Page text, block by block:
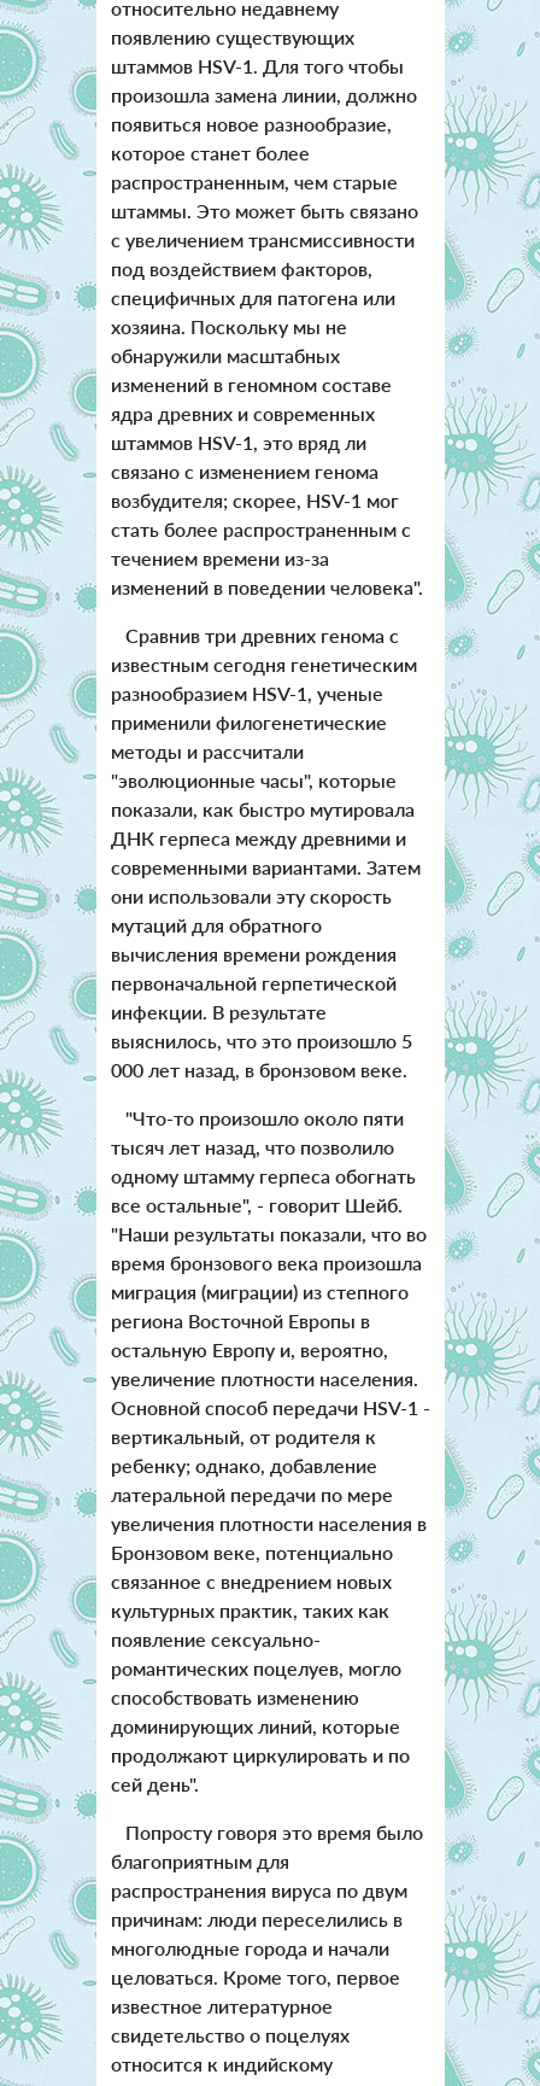
относительно недавнему
появлению существующих
штаммов HSV-1. Для того чтобы
произошла замена линии, должно
появиться новое разнообразие,
которое станет более
распространенным, чем старые
штаммы. Это может быть связано
с увеличением трансмиссивности
под воздействием факторов,
специфичных для патогена или
хозяина. Поскольку мы не
обнаружили масштабных
изменений в геномном составе
ядра древних и современных
штаммов HSV-1, это вряд ли
связано с изменением генома
возбудителя; скорее, HSV-1 мог
стать более распространенным с
течением времени из-за
изменений в поведении человека".
Сравнив три древних генома с
известным сегодня генетическим
разнообразием HSV-1, ученые
применили филогенетические
методы и рассчитали
"эволюционные часы", которые
показали, как быстро мутировала
ДНК герпеса между древними и
современными вариантами. Затем
они использовали эту скорость
мутаций для обратного
вычисления времени рождения
первоначальной герпетической
инфекции. В результате
выяснилось, что это произошло 5
000 лет назад, в бронзовом веке.
"Что-то произошло около пяти
тысяч лет назад, что позволило
одному штамму герпеса обогнать
все остальные", - говорит Шейб.
"Наши результаты показали, что во
время бронзового века произошла
миграция (миграции) из степного
региона Восточной Европы в
остальную Европу и, вероятно,
увеличение плотности населения.
Основной способ передачи HSV-1 -
вертикальный, от родителя к
ребенку; однако, добавление
латеральной передачи по мере
увеличения плотности населения в
Бронзовом веке, потенциально
связанное с внедрением новых
культурных практик, таких как
появление сексуально-
романтических поцелуев, могло
способствовать изменению
доминирующих линий, которые
продолжают циркулировать и по
сей день".
Попросту говоря это время было
благоприятным для
распространения вируса по двум
причинам: люди переселились в
многолюдные города и начали
целоваться. Кроме того, первое
известное литературное
свидетельство о поцелуях
относится к индийскому